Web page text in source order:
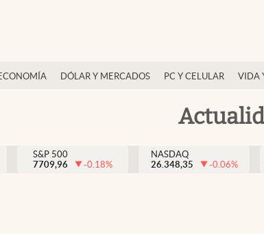
DÓLAR Y MERCADOS PC Y CELULAR VIDA
S&P 500
7709,96
-0.18%
NASDAQ
26.348,35
-0.06%